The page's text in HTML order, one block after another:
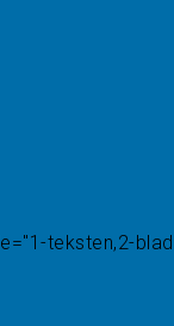
teksten,2-